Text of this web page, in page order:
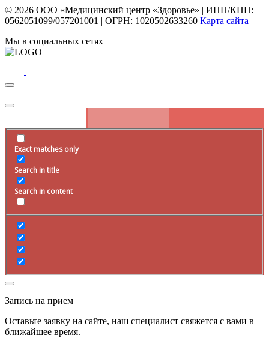
© 2026 ООО «Медицинский центр «Здоровье» | ИНН/КПП:
0562051099/057201001 | ОГРН: 1020502633260 Карта сайта
Мы в социальных сетях
Exact matches only
Search in title
Search in content
Запись на прием
Оставьте заявку на сайте, наш специалист свяжется с вами в
ближайшее время.